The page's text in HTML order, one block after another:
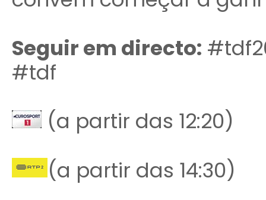
Seguir em directo:
#tdf
(a partir das 12:20)
(a partir das 14:30)